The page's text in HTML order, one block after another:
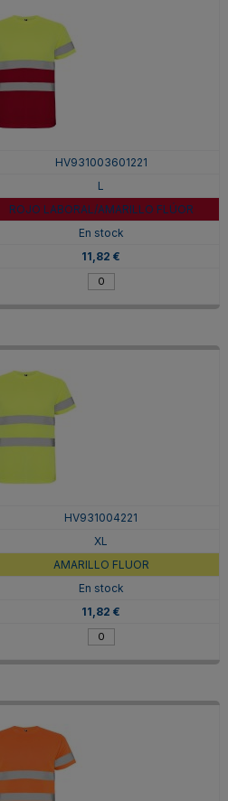
HV931003601221
L
ROJO LABORAL/AMARILLO FLÚOR
En stock
11,82 €
HV931004221
XL
AMARILLO FLUOR
En stock
11,82 €